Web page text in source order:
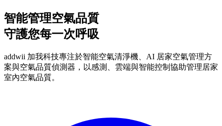
智能管理空氣品質
守護您每一次呼吸
addwii 加我科技專注於智能空氣清淨機、AI 居家空氣管理方
案與空氣品質偵測器，以感測、雲端與智能控制協助管理居家
室內空氣品質。